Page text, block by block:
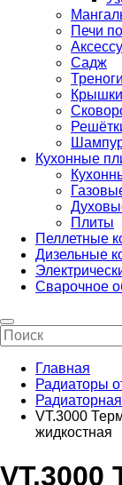
Печи
Садж
Треноги
Крышки
Кухонные
Плиты
Пеллетные
Дизельные
Сварочное
Главная
Радиаторы
VT.3000
жидкостная
VT.3000